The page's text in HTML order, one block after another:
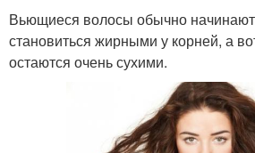
Вьющиеся волосы обычно
становиться жирными у корней, а
остаются очень сухими.